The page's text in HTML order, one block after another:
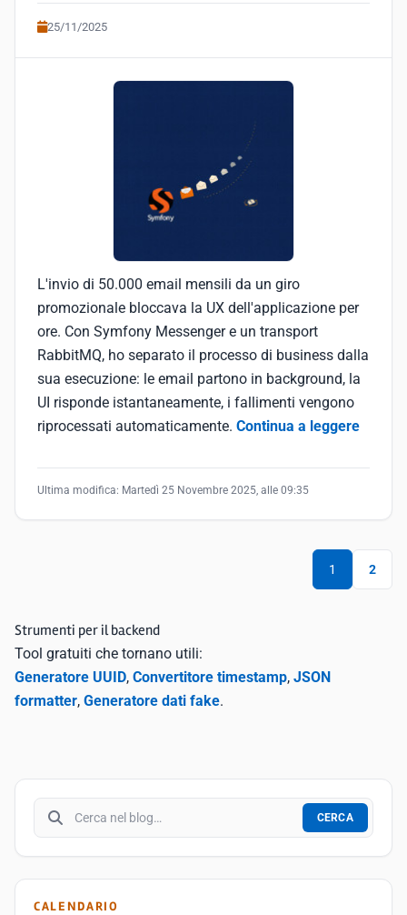
25/11/2025
L'invio di 50.000 email mensili da un giro
promozionale bloccava la UX dell'applicazione per
ore. Con Symfony Messenger e un transport
RabbitMQ, ho separato il processo di business dalla
sua esecuzione: le email partono in background, la
UI risponde istantaneamente, i fallimenti vengono
riprocessati automaticamente. Continua a leggere
Ultima modifica: Martedì 25 Novembre 2025, alle 09:35
1 2
Strumenti per il backend
Tool gratuiti che tornano utili:
Generatore UUID, Convertitore timestamp, JSON
formatter, Generatore dati fake.
Cerca nel blog
CERCA
CALENDARIO